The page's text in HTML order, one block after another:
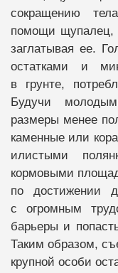
сокращению
помощи щупалец,
заглатывая ее.
остатками и
в грунте,
Будучи
размеры менее
каменные или
илистыми
кормовыми
по достижении
с огромным
барьеры и
Таким образом,
крупной особи